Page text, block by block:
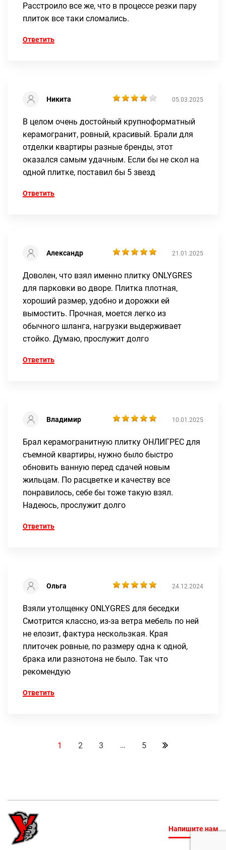
Расстроило все же, что в процессе резки пару
плиток все таки сломались.
Ответить
Никита 05.03.2025
В целом очень достойный крупноформатный
керамогранит, ровный, красивый. Брали для
отделки квартиры разные бренды, этот
оказался самым удачным. Если бы не скол на
одной плитке, поставил бы 5 звезд
Ответить
Александр 21.01.2025
Доволен, что взял именно плитку ONLYGRES
для парковки во дворе. Плитка плотная,
хороший размер, удобно и дорожки ей
вымостить. Прочная, моется легко из
обычного шланга, нагрузки выдерживает
стойко. Думаю, прослужит долго
Ответить
Владимир 10.01.2025
Брал керамогранитную плитку ОНЛИГРЕС для
съемной квартиры, нужно было быстро
обновить ванную перед сдачей новым
жильцам. По расцветке и качеству все
понравилось, себе бы тоже такую взял.
Надеюсь, прослужит долго
Ответить
Ольга 24.12.2024
Взяли утолщенку ONLYGRES для беседки
Смотрится классно, из-за ветра мебель по ней
не елозит, фактура нескользкая. Края
плиточек ровные, по размеру одна к одной,
брака или разнотона не было. Так что
рекомендую
Ответить
1 2 3 … 5
Напишите нам